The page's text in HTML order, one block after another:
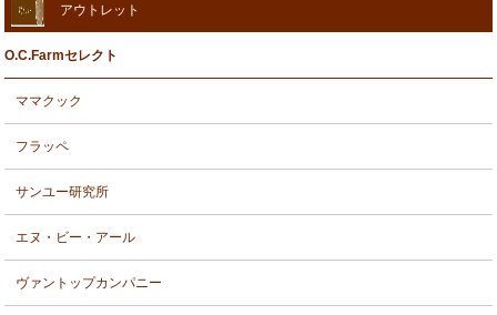
アウトレット
O.C.Farmセレクト
ママクック
フラッペ
サンユー研究所
エヌ・ビー・アール
ヴァントップカンパニー